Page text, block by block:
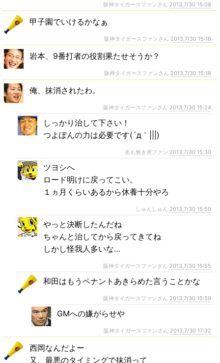
阪神タイガースファンさん 2013,7/30 15:08
甲子園でいけるかなぁ
阪神タイガースファンさん 2013,7/30 15:16
岩本、9番打者の役割果たせそうか？
阪神タイガースファンさん 2013,7/30 15:18
俺、抹消されたわ。
阪神タイガースファンさん 2013,7/30 15:24
しっかり治して下さい！
つよぽんの力は必要です(´д｀|||)
名も無き虎ファン 2013,7/30 15:30
ツヨシへ
ロード明けに戻ってこい。
１ヵ月くらいあるから休養十分やろ
しゅんしゅん 2013,7/30 15:50
やっと決断したんだね
ちゃんと治してから戻ってきてね
しかし怪我人多いな…
阪神タイガースファンさん 2013,7/30 15:55
和田はもうペナントあきらめた言うことかな
阪神タイガースファンさん 2013,7/30 15:59
GMへの嫌がらせや
阪神タイガースファンさん 2013,7/30 17:32
西岡なんだよー
又、最悪のタイミングで抹消って